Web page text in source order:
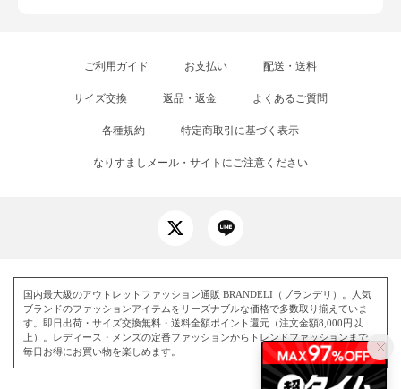
ご利用ガイド お支払い 配送・送料
サイズ交換 返品・返金 よくあるご質問
各種規約 特定商取引に基づく表示
なりすましメール・サイトにご注意ください
国内最大級のアウトレットファッション通販 BRANDELI（ブランデリ）。人気
ブランドのファッションアイテムをリーズナブルな価格で多数取り揃えていま
す。即日出荷・サイズ交換無料・送料全額ポイント還元（注文金額8,000円以
上）。レディース・メンズの定番ファッションからトレンドファッションまで、
毎日お得にお買い物を楽しめます。